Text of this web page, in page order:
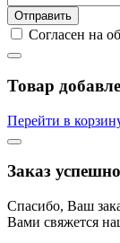
Отправить
Согласен на
Товар
Перейти в
Заказ
Спасибо, Ваш
Вами свяжется